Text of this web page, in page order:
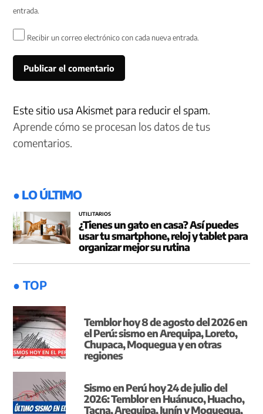
entrada.
Recibir un correo electrónico con cada nueva entrada.
Este sitio usa Akismet para reducir el spam.
Aprende cómo se procesan los datos de tus
comentarios.
● LO ÚLTIMO
UTILITARIOS
¿Tienes un gato en casa? Así puedes
usar tu smartphone, reloj y tablet para
organizar mejor su rutina
● TOP
Temblor hoy 8 de agosto del 2026 en
el Perú: sismo en Arequipa, Loreto,
Chupaca, Moquegua y en otras
regiones
Sismo en Perú hoy 24 de julio del
2026: Temblor en Huánuco, Huacho,
Tacna, Arequipa, Junín y Moquegua,